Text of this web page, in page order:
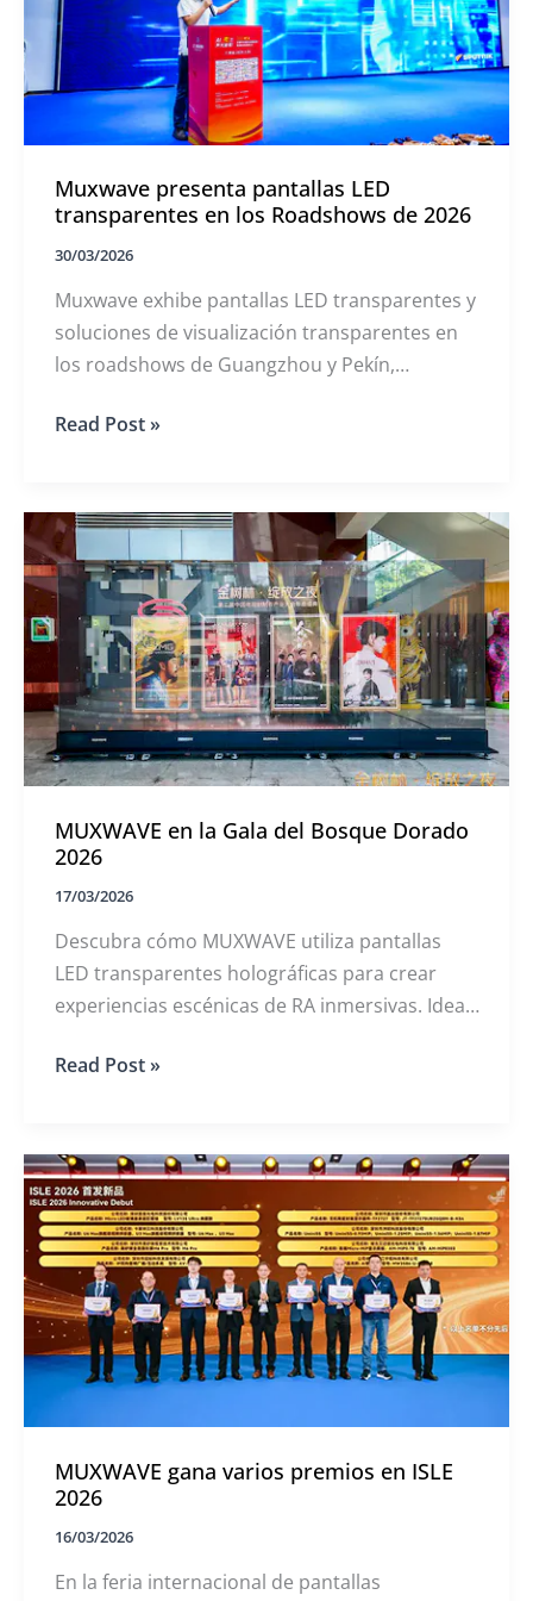
invisible
en
el
CSFC
2026
Muxwave presenta pantallas LED
transparentes en los Roadshows de 2026
30/03/2026
Muxwave exhibe pantallas LED transparentes y
soluciones de visualización transparentes en
los roadshows de Guangzhou y Pekín,
LED.
Muxwave
transparentes
en
los
Roadshows
de
2026
Read Post »
MUXWAVE en la Gala del Bosque Dorado
2026
17/03/2026
Descubra cómo MUXWAVE utiliza pantallas
LED transparentes holográficas para crear
experiencias escénicas de RA inmersivas. Ideal
Solicita un presupuesto hoy mismo.
MUXWAVE
del
Bosque
Dorado
2026
Read Post »
MUXWAVE gana varios premios en ISLE
2026
16/03/2026
En la feria internacional de pantallas